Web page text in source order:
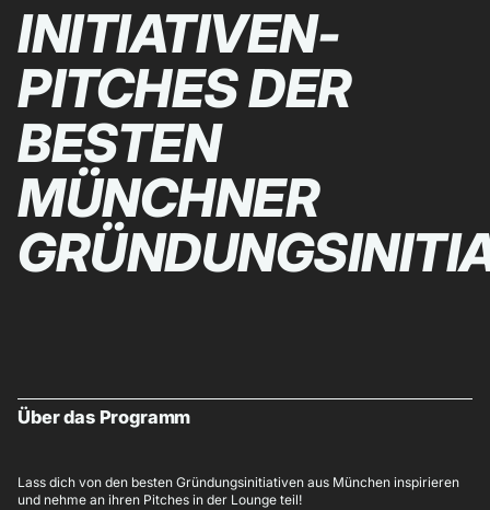
INITIATIVEN-
PITCHES DER
BESTEN
MÜNCHNER
Über das Programm
Lass dich von den besten Gründungsinitiativen aus München inspirieren
und nehme an ihren Pitches in der Lounge teil!